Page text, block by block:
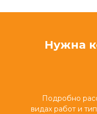
Нужна
Подробно
видах работ и